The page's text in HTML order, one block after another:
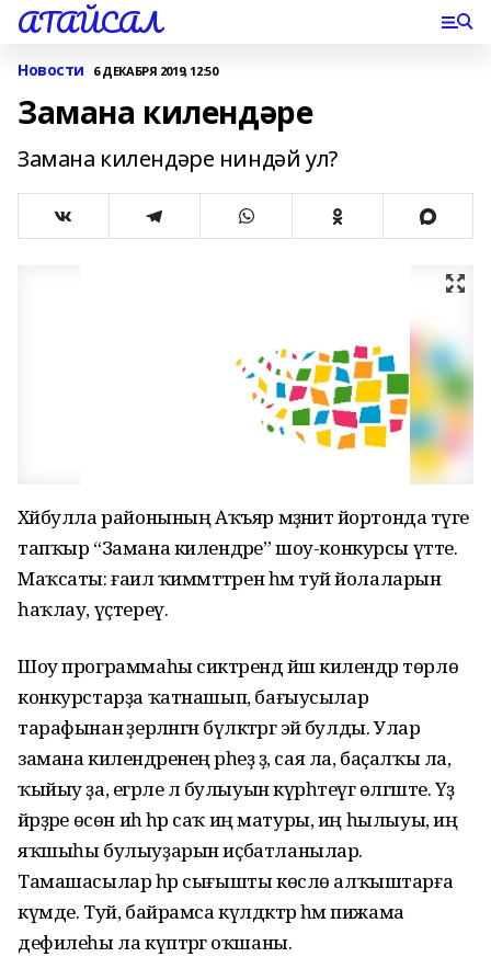
АТАЙСАЛ
Новости 6 ДЕКАБРЯ 2019, 12:50
Замана килендәре
Замана килендәре ниндәй ул?
Хәйбулла районының Аҡъяр мәҙәниәт йортонда тәүге
тапҡыр “Замана килендәре” шоу-конкурсы үтте.
Маҡсаты: ғаилә ҡиммәттәрен һәм туй йолаларын
һаҡлау, үҫтереү.
Шоу программаһы сиктәрендә йәш килендәр төрлө
конкурстарҙа ҡатнашып, бағыусылар
тарафынан әҙерләнгән бүләктәргә эйә булды. Улар
замана килендәренең әрһеҙ ҙә, сая ла, баҫалҡы ла,
ҡыйыу ҙа, егәрле лә булыуын күрһәтеүгә өлгәште. Үҙ
йәрҙәре өсөн иһә һәр саҡ иң матуры, иң һылыуы, иң
яҡшыһы булыуҙарын иҫбатланылар.
Тамашасылар һәр сығышты көслө алҡыштарға
күмде. Туй, байрамса күлдәктәр һәм пижама
дефилеһы ла күптәргә оҡшаны.